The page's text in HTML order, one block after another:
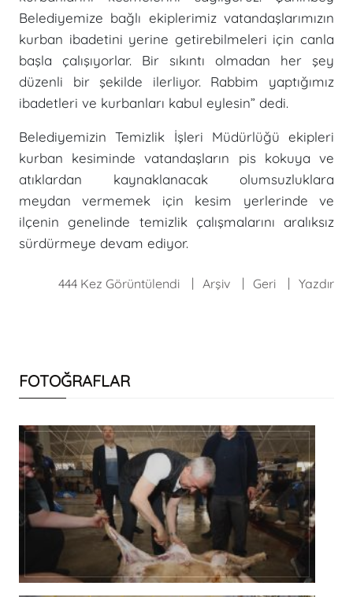
Belediyemize bağlı ekiplerimiz vatandaşlarımızın
kurban ibadetini yerine getirebilmeleri için canla
başla çalışıyorlar. Bir sıkıntı olmadan her şey
düzenli bir şekilde ilerliyor. Rabbim yaptığımız
ibadetleri ve kurbanları kabul eylesin” dedi.
Belediyemizin Temizlik İşleri Müdürlüğü ekipleri
kurban kesiminde vatandaşların pis kokuya ve
atıklardan kaynaklanacak olumsuzluklara
meydan vermemek için kesim yerlerinde ve
ilçenin genelinde temizlik çalışmalarını aralıksız
sürdürmeye devam ediyor.
444 Kez Görüntülendi Arşiv Geri Yazdır
FOTOĞRAFLAR